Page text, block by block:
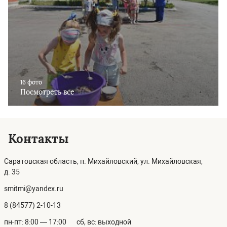
16 фото
Посмотреть все
Контакты
Саратовская область, п. Михайловский, ул. Михайловская,
д. 35
smitmi@yandex.ru
8 (84577) 2-10-13
пн-пт: 8:00 — 17:00 сб, вс: выходной